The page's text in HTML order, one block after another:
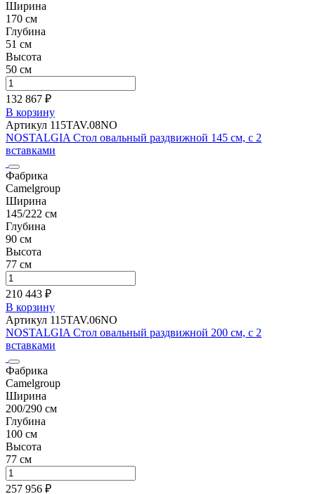
Ширина
170 см
Глубина
51 см
Высота
50 см
132 867 ₽
В корзину
Артикул 115TAV.08NO
NOSTALGIA Стол овальный раздвижной 145 см, с 2
вставками
Фабрика
Camelgroup
Ширина
145/222 см
Глубина
90 см
Высота
77 см
210 443 ₽
В корзину
Артикул 115TAV.06NO
NOSTALGIA Стол овальный раздвижной 200 см, с 2
вставками
Фабрика
Camelgroup
Ширина
200/290 см
Глубина
100 см
Высота
77 см
257 956 ₽